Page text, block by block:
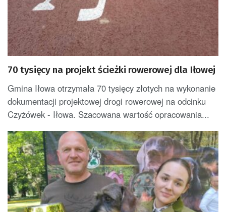
70 tysięcy na projekt ścieżki rowerowej dla Iłowej
Gmina Iłowa otrzymała 70 tysięcy złotych na wykonanie
dokumentacji projektowej drogi rowerowej na odcinku
Czyżówek - Iłowa. Szacowana wartość opracowania...